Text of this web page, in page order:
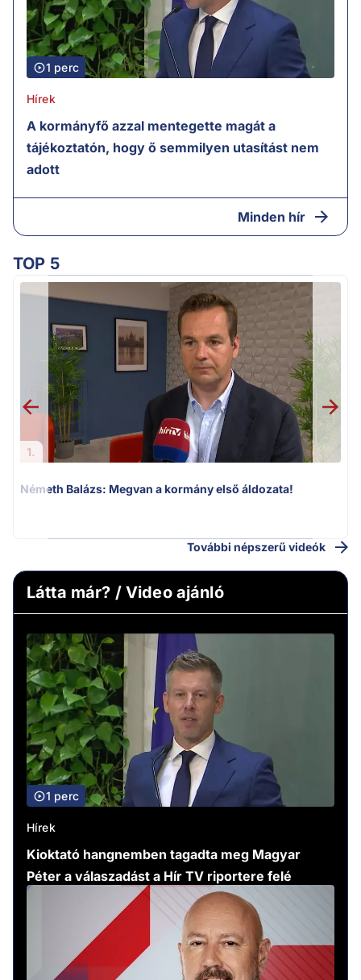
1 perc
Hírek
A kormányfő azzal mentegette magát a
tájékoztatón, hogy ő semmilyen utasítást nem
adott
Minden hír
TOP 5
1.
Németh Balázs: Megvan a kormány első áldozata!
További népszerű videók
Látta már? / Video ajánló
1 perc
Hírek
Kioktató hangnemben tagadta meg Magyar
Péter a válaszadást a Hír TV riportere felé